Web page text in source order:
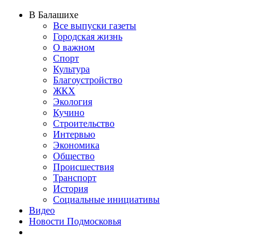
В Балашихе
Все выпуски газеты
Городская жизнь
О важном
Спорт
Культура
Благоустройство
ЖКХ
Экология
Кучино
Строительство
Интервью
Экономика
Общество
Происшествия
Транспорт
История
Социальные инициативы
Видео
Новости Подмосковья